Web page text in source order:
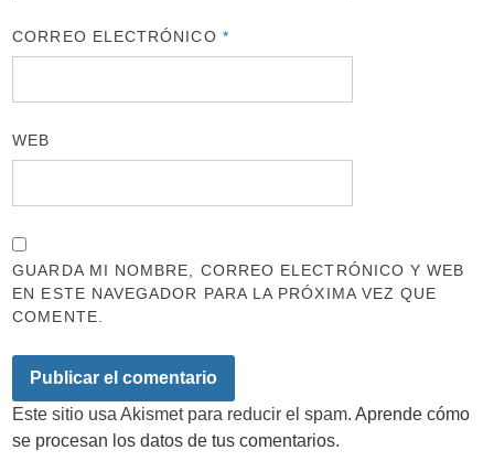
CORREO ELECTRÓNICO *
WEB
GUARDA MI NOMBRE, CORREO ELECTRÓNICO Y WEB
EN ESTE NAVEGADOR PARA LA PRÓXIMA VEZ QUE
COMENTE.
Este sitio usa Akismet para reducir el spam.Aprende cómo
se procesan los datos de tus comentarios.